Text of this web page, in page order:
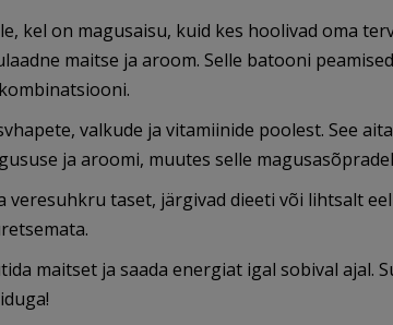
kel on magusaisu, kuid kes hoolivad oma
maitse ja aroom. Selle batooni
valkude ja vitamiinide poolest. See
ja aroomi, muutes selle
taset, järgivad dieeti või lihtsalt
maitset ja saada energiat igal sobival ajal.